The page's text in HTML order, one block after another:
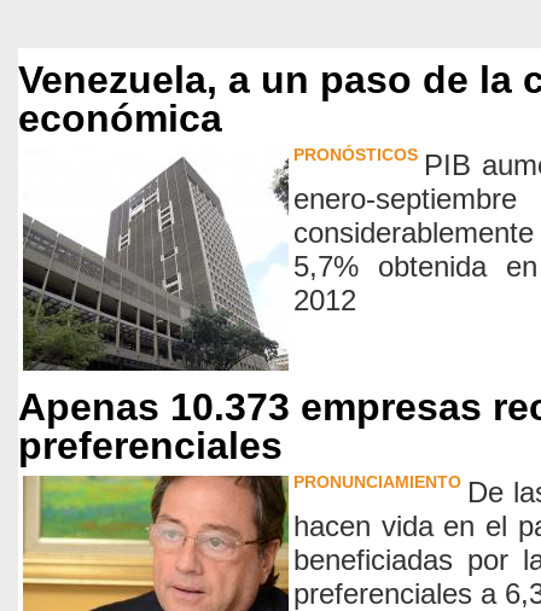
Venezuela, a un paso de la
económica
PRONÓSTICOS PIB
enero-
5,7% obtenida
2012
Apenas 10.373 empresas
preferenciales
PRONUNCIAMIENTO De
hacen vida en el
beneficiadas por
preferenciales a